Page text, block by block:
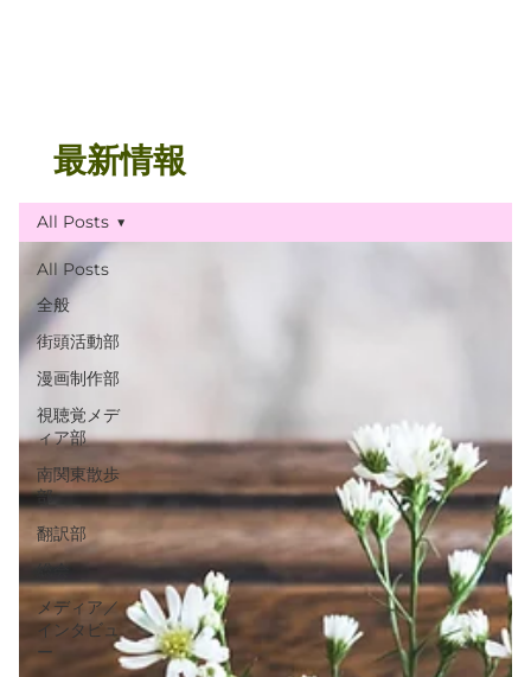
All Posts
全般
街頭活動部
漫画制作部
視聴覚メデ
ィア部
南関東散歩
部
翻訳部
総会
メディア／
インタビュ
ー
All Posts
最新情報